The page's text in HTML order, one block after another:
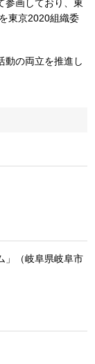
参画しており、東
東京2020組織委
動の両立を推進し
」（岐阜県岐阜市